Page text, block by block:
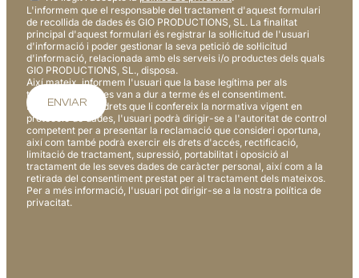
L'informem que el responsable del tractament d'aquest formulari
de recollida de dades és GIO PRODUCTIONS, SL. La finalitat
principal d'aquest formulari és registrar la sol·licitud de l'usuari
d'informació i poder gestionar la seva petició de sol·licitud
d'informació, relacionada amb els serveis i/o productes dels quals
GIO PRODUCTIONS, SL., disposa.
Així mateix, informem l'usuari que la base legítima per als
tractaments que es van a dur a terme és el consentiment.
D'acord amb els drets que li confereix la normativa vigent en
protecció de dades, l'usuari podrà dirigir-se a l'autoritat de control
competent per a presentar la reclamació que consideri oportuna,
així com també podrà exercir els drets d'accés, rectificació,
limitació de tractament, supressió, portabilitat i oposició al
tractament de les seves dades de caràcter personal, així com a la
retirada del consentiment prestat per al tractament dels mateixos.
Per a més informació, l'usuari pot dirigir-se a la nostra política de
privacitat.